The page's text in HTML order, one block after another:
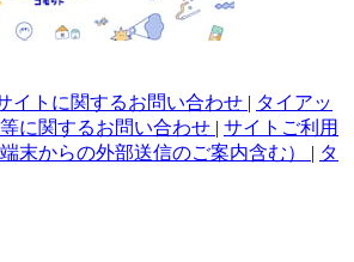
イトに関するお問い合わせ | タイアッ
に関するお問い合わせ | サイトご利用
末からの外部送信のご案内含む） | タ